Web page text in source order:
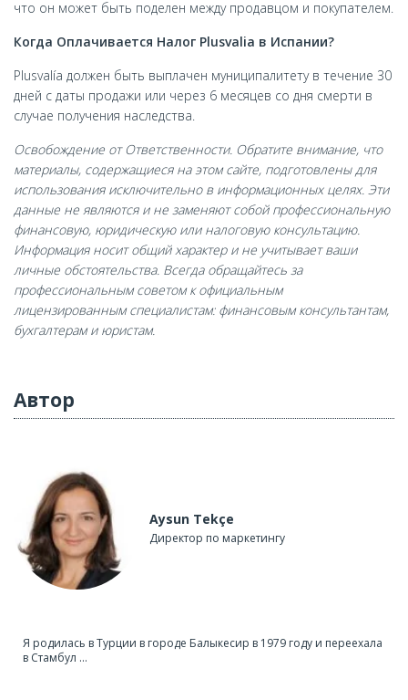
что он может быть поделен между продавцом и покупателем.
Когда Оплачивается Налог Plusvalia в Испании?
Plusvalía должен быть выплачен муниципалитету в течение 30
дней с даты продажи или через 6 месяцев со дня смерти в
случае получения наследства.
Освобождение от Ответственности. Обратите внимание, что
материалы, содержащиеся на этом сайте, подготовлены для
использования исключительно в информационных целях. Эти
данные не являются и не заменяют собой профессиональную
финансовую, юридическую или налоговую консультацию.
Информация носит общий характер и не учитывает ваши
личные обстоятельства. Всегда обращайтесь за
профессиональным советом к официальным
лицензированным специалистам: финансовым консультантам,
бухгалтерам и юристам.
Автор
Aysun Tekçe
Директор по маркетингу
Я родилась в Турции в городе Балыкесир в 1979 году и переехала
в Стамбул ...